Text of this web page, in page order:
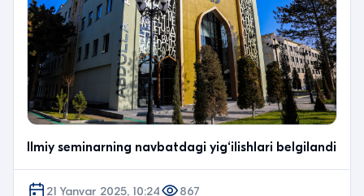
Ilmiy seminarning navbatdagi yig‘ilishlari belgilandi
21 Yanvar 2025, 10:24 867